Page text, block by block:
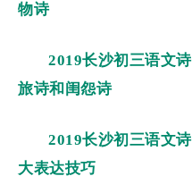
物诗
2019长沙初三语文
旅诗和闺怨诗
2019长沙初三语文
大表达技巧